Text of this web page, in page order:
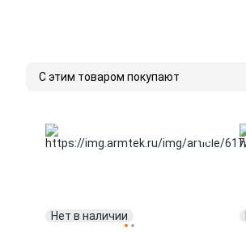
С этим товаром покупают
Нет в наличии